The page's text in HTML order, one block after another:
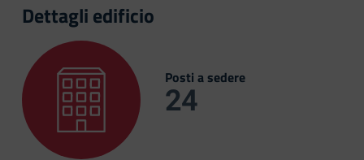
Dettagli edificio
Posti a sedere
24